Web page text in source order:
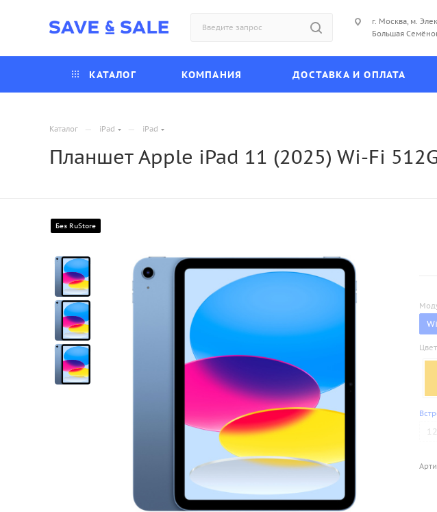
г. Москва, м.
Большая
КАТАЛОГ КОМПАНИЯ ДОСТАВКА И ОПЛАТА
Каталог — iPad — iPad
Планшет Apple iPad 11 (2025) Wi-Fi
Без RuStore
Цвет